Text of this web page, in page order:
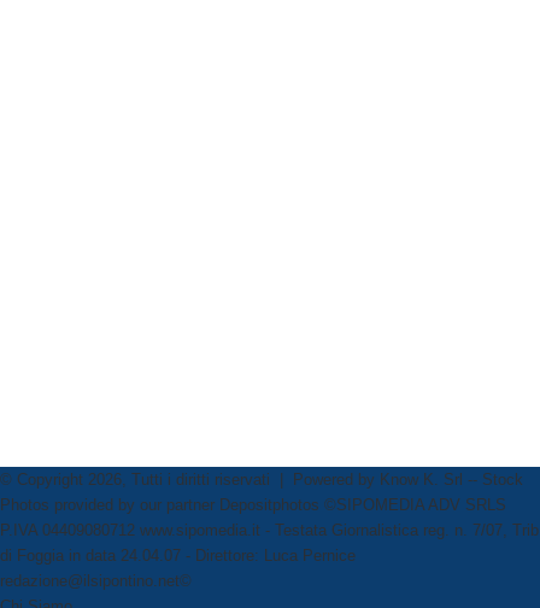
© Copyright 2026, Tutti i diritti riservati | Powered by Know K. Srl -- Stock
Photos provided by our partner Depositphotos ©SIPOMEDIA ADV SRLS
P.IVA 04409080712 www.sipomedia.it - Testata Giornalistica reg. n. 7/07, Trib
di Foggia in data 24.04.07 - Direttore: Luca Pernice
redazione@ilsipontino.net©